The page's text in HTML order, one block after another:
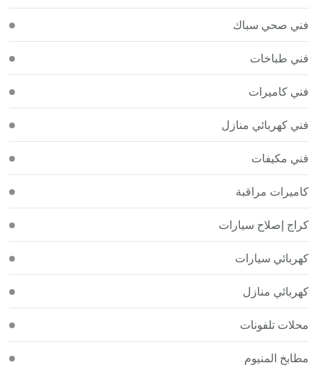
فني صحي سباك
فني طباخات
فني كاميرات
فني كهربائي منازل
فني مكيفات
كاميرات مراقبة
كراج إصلاح سيارات
كهربائي سيارات
كهربائي منازل
محلات تلفونات
مطابخ المنيوم